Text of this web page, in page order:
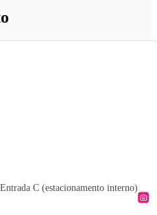
C (estacionamento interno)